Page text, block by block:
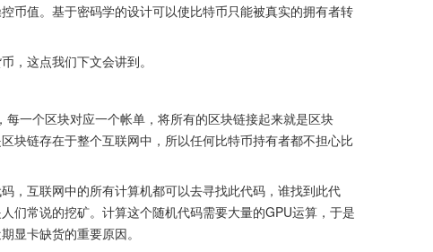
币值。基于密码学的设计可以使比特币只能被真实的拥有者转
，这点我们下文会讲到。
每一个区块对应一个帐单，将所有的区块链接起来就是区块
块链存在于整个互联网中，所以任何比特币持有者都不担心比
，互联网中的所有计算机都可以去寻找此代码，谁找到此代
们常说的挖矿。计算这个随机代码需要大量的GPU运算，于是
显卡缺货的重要原因。